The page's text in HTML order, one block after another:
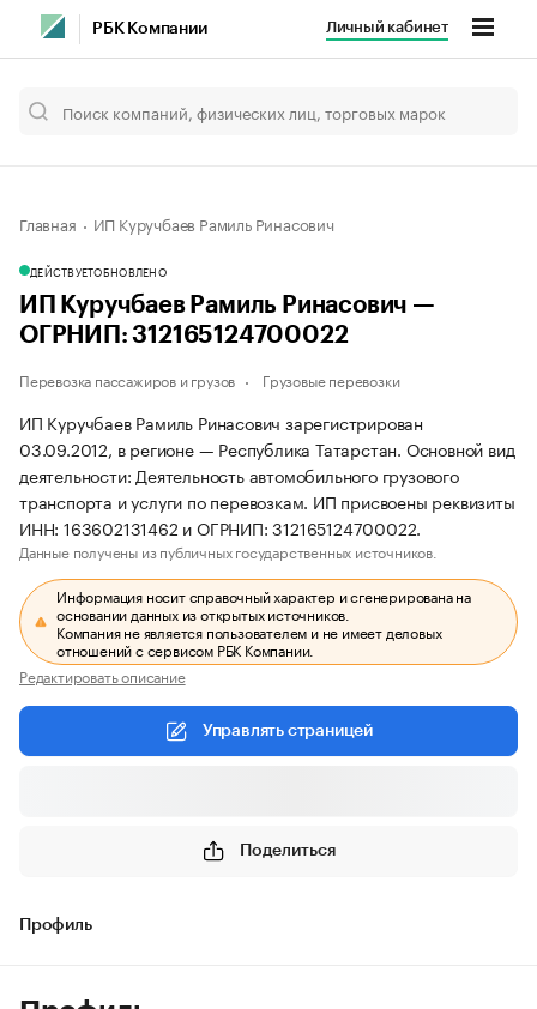
РБК Компании Личный кабинет
Главная ИП Куручбаев Рамиль Ринасович
ДЕЙСТВУЕТОБНОВЛЕНО
ИП Куручбаев Рамиль Ринасович —
ОГРНИП: 312165124700022
Перевозка пассажиров и грузов Грузовые перевозки
ИП Куручбаев Рамиль Ринасович зарегистрирован
03.09.2012, в регионе — Республика Татарстан. Основной вид
деятельности: Деятельность автомобильного грузового
транспорта и услуги по перевозкам. ИП присвоены реквизиты
ИНН: 163602131462 и ОГРНИП: 312165124700022.
Данные получены из публичных государственных источников.
Информация носит справочный характер и сгенерирована на
основании данных из открытых источников.
Компания не является пользователем и не имеет деловых
отношений с сервисом РБК Компании.
Редактировать описание
Управлять страницей
Поделиться
Профиль